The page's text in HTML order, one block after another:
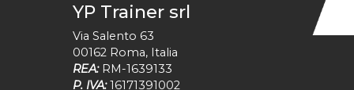
YP Trainer srl
Via Salento 63
00162 Roma, Italia
REA: RM-1639133
P. IVA: 16171391002